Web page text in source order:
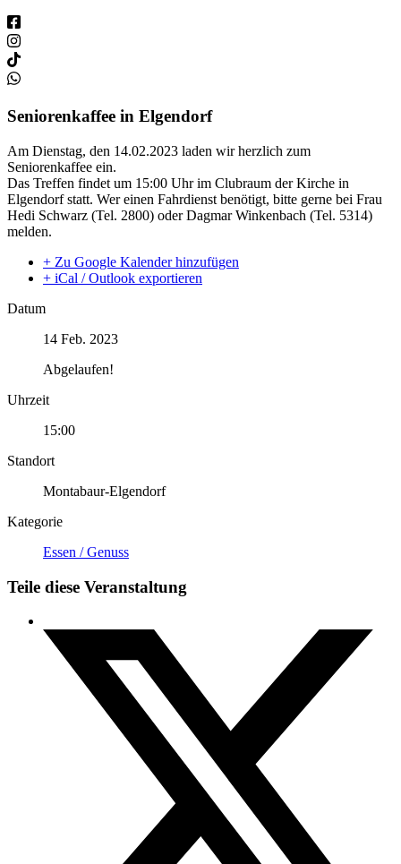
Seniorenkaffee in Elgendorf
Am Dienstag, den 14.02.2023 laden wir herzlich zum
Seniorenkaffee ein.
Das Treffen findet um 15:00 Uhr im Clubraum der Kirche in
Elgendorf statt. Wer einen Fahrdienst benötigt, bitte gerne bei Frau
Hedi Schwarz (Tel. 2800) oder Dagmar Winkenbach (Tel. 5314)
melden.
+ Zu Google Kalender hinzufügen
+ iCal / Outlook exportieren
Datum
14 Feb. 2023
Abgelaufen!
Uhrzeit
15:00
Standort
Montabaur-Elgendorf
Kategorie
Essen / Genuss
Teile diese Veranstaltung